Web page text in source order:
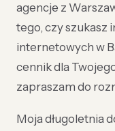
agencje z
tego, czy szukasz
internetowych w
cennik dla
zapraszam do
Moja długoletnia